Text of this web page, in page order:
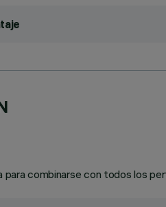
para combinarse con todos los